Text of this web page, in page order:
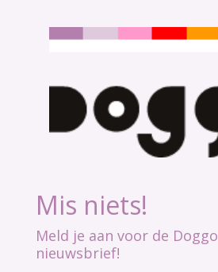
Mis niets!
Meld je aan voor de Doggo
nieuwsbrief!